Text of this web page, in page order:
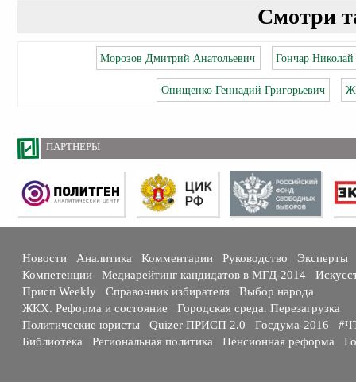
Смотри
Морозов Дмитрий Анатольевич Гончар
Онищенко Геннадий Григорьевич
ПАРТНЕРЫ
Новости Аналитика Комментарии Руководство
Эксперты
Компетенции
Медиарейтинг кандидатов в МГД-2014
Присп Weekly
Справочник избирателя
Выбор народа
ЖКХ. Реформа и состояние
Городская среда. Перезагрузка
Политические юристы
Quizer ПРИСП 2.0 Госдума-2016
Библиотека
Региональная политика Пенсионная реформа